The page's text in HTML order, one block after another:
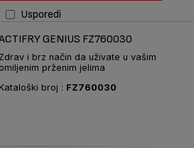
Usporedi
GENIUS FZ760030
Zdrav i brz način da uživate u vašim
omiljenim prženim jelima
Kataloški broj : FZ760030